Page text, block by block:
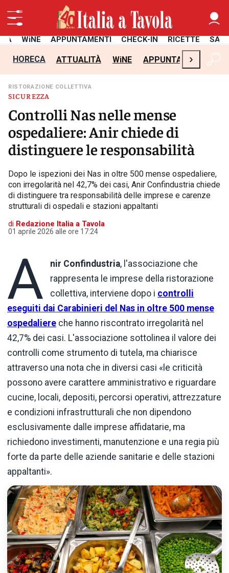
WiNE APPUNTAMENTI CHECK-IN RICETTE
HORECA ATTUALITÀ WiNE APPUNTAMENTI
›
SICUREZZA
RISTORAZIONE COLLETTIVA
Controlli Nas nelle mense
ospedaliere: Anir chiede di
distinguere le responsabilità
Dopo le ispezioni dei Nas in oltre 500 mense ospedaliere,
con irregolarità nel 42,7% dei casi, Anir Confindustria chiede
di distinguere tra responsabilità delle imprese e carenze
strutturali di ospedali e stazioni appaltanti
di Redazione Italia a Tavola
01 aprile 2026 alle ore 17:24
A nir Confindustria, l'associazione che
rappresenta le imprese della ristorazione
collettiva, interviene dopo i controlli
eseguiti dai Carabinieri del Nas in oltre 500 mense
ospedaliere che hanno riscontrato irregolarità nel
42,7% dei casi. L'associazione sottolinea il valore dei
controlli come strumento di tutela, ma chiarisce
attraverso una nota che in diversi casi «le criticità
possono avere carattere amministrativo e riguardare
cucine, locali, depositi, percorsi operativi, attrezzature
e condizioni infrastrutturali che non dipendono
esclusivamente dalle imprese affidatarie, ma
richiedono investimenti, manutenzione e una regia più
forte da parte delle aziende sanitarie e delle stazioni
appaltanti».